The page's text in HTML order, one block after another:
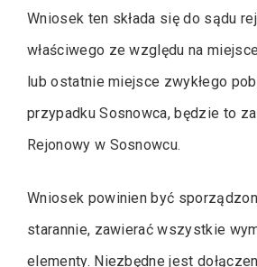
Wniosek ten składa się do sądu
właściwego ze względu na
lub ostatnie miejsce zwykłego
przypadku Sosnowca, będzie to
Rejonowy w Sosnowcu.
Wniosek powinien być
starannie, zawierać wszystkie
elementy. Niezbędne jest